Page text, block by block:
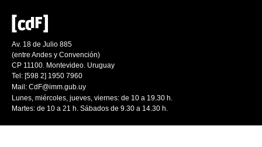
Av. 18 de Julio 885
(entre Andes y Convención)
CP 11100. Montevideo. Uruguay
Tel: [598 2] 1950 7960
Mail: CdF@imm.gub.uy
Lunes, miércoles, jueves, viernes: de 10 a 19.30 h.
Martes: de 10 a 21 h. Sábados de 9.30 a 14.30 h.